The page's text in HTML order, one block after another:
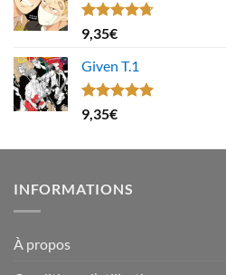
Note4.67
sur 5
9,35€
Given T.1
Note5.00
sur 5
9,35€
INFORMATIONS
À propos